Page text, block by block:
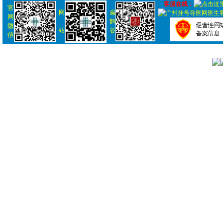
官
网
微
信
网
站
扁
鹊
谷
客服在线：